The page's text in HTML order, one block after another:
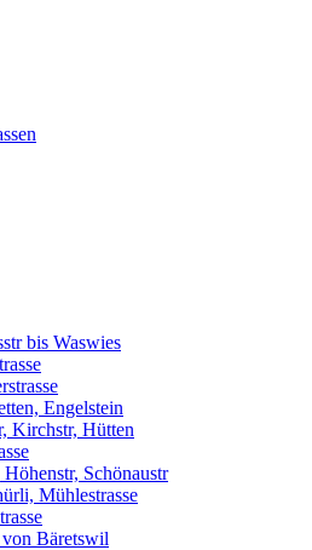
bis Waswies
Engelstein
Kirchstr, Hütten
Schönaustr
Mühlestrasse
Bäretswil